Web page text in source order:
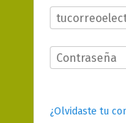
¿Olvidaste tu